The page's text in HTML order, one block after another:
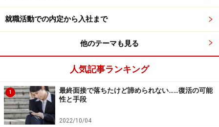
就職活動での内定から入社まで
他のテーマも見る
人気記事ランキング
1
最終面接で落ちたけど諦められない……復活の可能
性と手段
2022/10/04